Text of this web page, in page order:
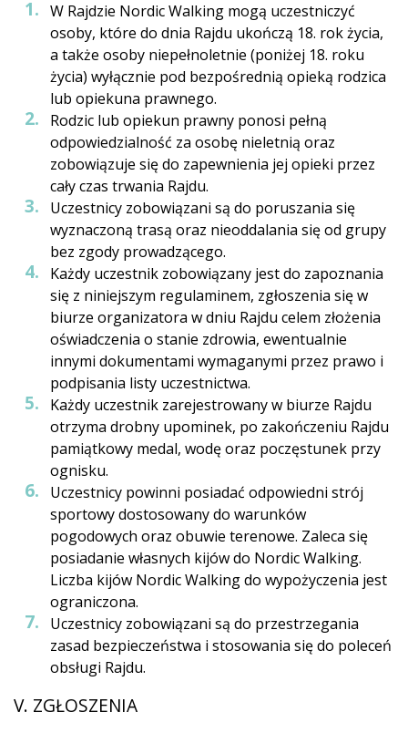
W Rajdzie Nordic Walking mogą uczestniczyć
osoby, które do dnia Rajdu ukończą 18. rok życia,
a także osoby niepełnoletnie (poniżej 18. roku
życia) wyłącznie pod bezpośrednią opieką rodzica
lub opiekuna prawnego.
Rodzic lub opiekun prawny ponosi pełną
odpowiedzialność za osobę nieletnią oraz
zobowiązuje się do zapewnienia jej opieki przez
cały czas trwania Rajdu.
Uczestnicy zobowiązani są do poruszania się
wyznaczoną trasą oraz nieoddalania się od grupy
bez zgody prowadzącego.
Każdy uczestnik zobowiązany jest do zapoznania
się z niniejszym regulaminem, zgłoszenia się w
biurze organizatora w dniu Rajdu celem złożenia
oświadczenia o stanie zdrowia, ewentualnie
innymi dokumentami wymaganymi przez prawo i
podpisania listy uczestnictwa.
Każdy uczestnik zarejestrowany w biurze Rajdu
otrzyma drobny upominek, po zakończeniu Rajdu
pamiątkowy medal, wodę oraz poczęstunek przy
ognisku.
Uczestnicy powinni posiadać odpowiedni strój
sportowy dostosowany do warunków
pogodowych oraz obuwie terenowe. Zaleca się
posiadanie własnych kijów do Nordic Walking.
Liczba kijów Nordic Walking do wypożyczenia jest
ograniczona.
Uczestnicy zobowiązani są do przestrzegania
zasad bezpieczeństwa i stosowania się do poleceń
obsługi Rajdu.
V. ZGŁOSZENIA